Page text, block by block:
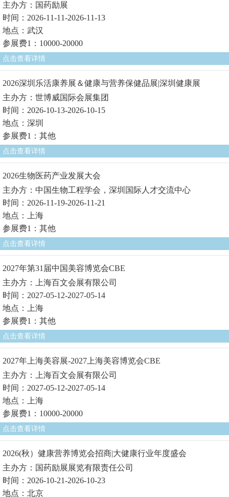
主办方：国药励展
时间：2026-11-11-2026-11-13
地点：武汉
参展费1：10000-20000
点击查看详情
2026深圳乐活康养展＆健康与营养保健品展|深圳健康展
主办方：世博威国际会展集团
时间：2026-10-13-2026-10-15
地点：深圳
参展费1：其他
点击查看详情
2026生物医药产业发展大会
主办方：中国生物工程学会，深圳国际人才交流中心
时间：2026-11-19-2026-11-21
地点：上海
参展费1：其他
点击查看详情
2027年第31届中国美容博览会CBE
主办方：上海百文会展有限公司
时间：2027-05-12-2027-05-14
地点：上海
参展费1：其他
点击查看详情
2027年上海美容展-2027上海美容博览会CBE
主办方：上海百文会展有限公司
时间：2027-05-12-2027-05-14
地点：上海
参展费1：10000-20000
点击查看详情
2026(秋）健康营养博览会招商|大健康行业年度盛会
主办方：国药励展展览有限责任公司
时间：2026-10-21-2026-10-23
地点：北京